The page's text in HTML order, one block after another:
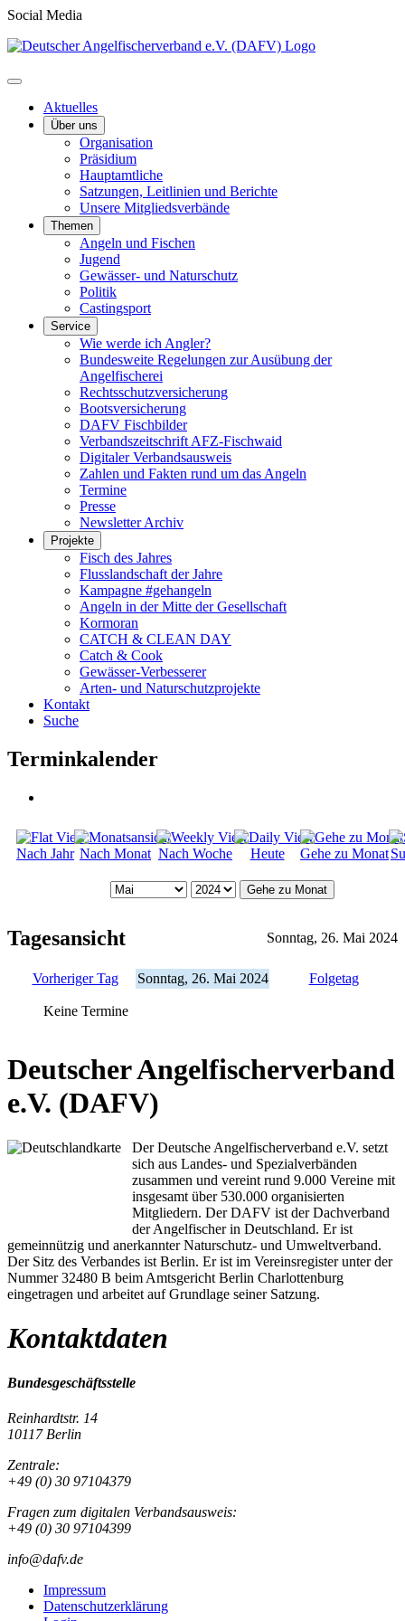
Social Media
Aktuelles
Über uns
Organisation
Präsidium
Hauptamtliche
Satzungen, Leitlinien und Berichte
Unsere Mitgliedsverbände
Themen
Angeln und Fischen
Jugend
Gewässer- und Naturschutz
Politik
Castingsport
Service
Wie werde ich Angler?
Bundesweite Regelungen zur Ausübung der
Angelfischerei
Rechtsschutzversicherung
Bootsversicherung
DAFV Fischbilder
Verbandszeitschrift AFZ-Fischwaid
Digitaler Verbandsausweis
Zahlen und Fakten rund um das Angeln
Termine
Presse
Newsletter Archiv
Projekte
Fisch des Jahres
Flusslandschaft der Jahre
Kampagne #gehangeln
Angeln in der Mitte der Gesellschaft
Kormoran
CATCH & CLEAN DAY
Catch & Cook
Gewässer-Verbesserer
Arten- und Naturschutzprojekte
Kontakt
Suche
Terminkalender
Nach Jahr Nach Monat Nach Woche Heute Gehe zu Monat
Gehe zu Monat
Tagesansicht Sonntag, 26. Mai 2024
Vorheriger Tag Sonntag, 26. Mai 2024 Folgetag
Keine Termine
Deutscher Angelfischerverband
e.V. (DAFV)
Der Deutsche Angelfischerverband e.V. setzt
sich aus Landes- und Spezialverbänden
zusammen und vereint rund 9.000 Vereine mit
insgesamt über 530.000 organisierten
Mitgliedern. Der DAFV ist der Dachverband
der Angelfischer in Deutschland. Er ist
gemeinnützig und anerkannter Naturschutz- und Umweltverband.
Der Sitz des Verbandes ist Berlin. Er ist im Vereinsregister unter der
Nummer 32480 B beim Amtsgericht Berlin Charlottenburg
eingetragen und arbeitet auf Grundlage seiner Satzung.
Kontaktdaten
Bundesgeschäftsstelle
Reinhardtstr. 14
10117 Berlin
Zentrale:
+49 (0) 30 97104379
Fragen zum digitalen Verbandsausweis:
+49 (0) 30 97104399
info@dafv.de
Impressum
Datenschutzerklärung